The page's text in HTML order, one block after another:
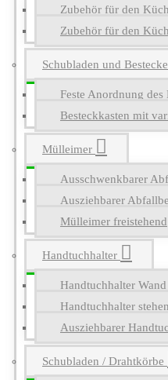
Zubehör für den
Zubehör für den
Schubladen und
Feste Anordnung des
Besteckkasten mit
Mülleimer
Ausschwenkbarer
Ausziehbarer
Mülleimer freistehend
Handtuchhalter
Handtuchhalter Wand
Handtuchhalter
Ausziehbarer
Schubladen / Drahtkörbe